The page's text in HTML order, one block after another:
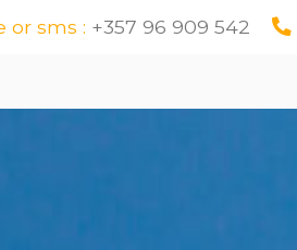
or sms : +357 96 909 542